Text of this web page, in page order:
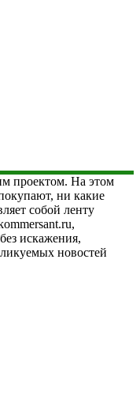
проектом. На этом
ни какие
собой ленту
искажения,
новостей